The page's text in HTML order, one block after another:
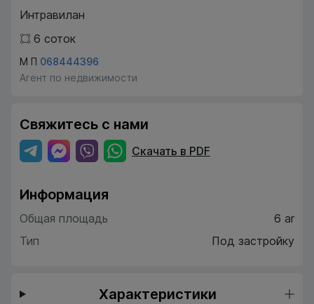
Интравилан
6 соток
М П 068444396
Агент по недвижимости
Свяжитесь с нами
Скачать в PDF
Информация
Общая площадь
6 ar
Тип
Под застройку
Характеристики